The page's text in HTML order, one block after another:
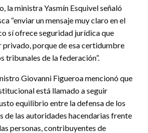
la ministra Yasmín Esquivel señaló
“enviar un mensaje muy claro en el
sí ofrece seguridad jurídica que
privado, porque de esa certidumbre
tribunales de la federación”.
Giovanni Figueroa mencionó que
está llamado a seguir
equilibrio entre la defensa de los
de las autoridades hacendarias frente
personas, contribuyentes de